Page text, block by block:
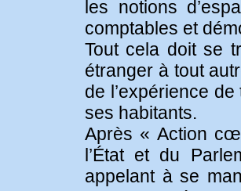
les notions
comptables et
Tout cela doit se
étranger à tout
de l’expérience
ses habitants.
Après « Action
l’État et du
appelant à se